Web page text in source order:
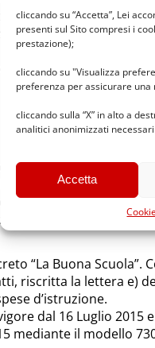
cliccando su “Accetta”, Lei
presenti sul Sito compresi i
prestazione);
cliccando su "Visualizza
preferenza per assicurare
cliccando sulla “X” in alto a
analitici anonimizzati necessari
Accetta
entrare nel
– “Documenti
con i MAV,
in via Monti 16.
tra i costi di
sono a carico. Questa
detraibilità della
primario sia
“La Buona Scuola”.
riscritta la lettera e)
d’istruzione.
dal 16 Luglio 2015
mediante il modello